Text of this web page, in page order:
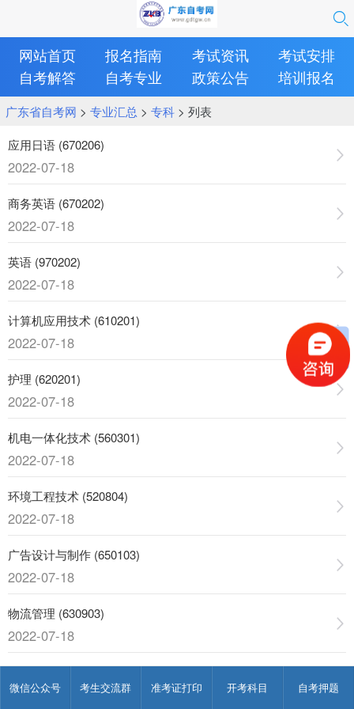
微信公众号 考生交流群 准考证打印 开考科目 自考押题
网站首页 报名指南 考试资讯
考试安排
自考解答
自考专业 政策公告 培训报名
广东省自考网 > 专业汇总 > 专科> 列表
应用日语 (670206)
2022-07-18
商务英语 (670202)
2022-07-18
英语 (970202)
2022-07-18
计算机应用技术 (610201)
2022-07-18
护理 (620201)
2022-07-18
机电一体化技术 (560301)
2022-07-18
环境工程技术 (520804)
2022-07-18
广告设计与制作 (650103)
2022-07-18
物流管理 (630903)
2022-07-18
国际贸易实务 (630501)
2022-07-18